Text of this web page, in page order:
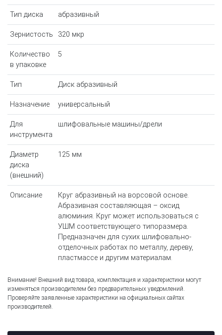
Тип диска абразивный
Зернистость 320 мкр
Количество
в упаковке
5
Тип Диск абразивный
Назначение универсальный
Для
инструмента
шлифовальные машины/дрели
Диаметр
диска
(внешний)
125 мм
Описание
Круг абразивный на ворсовой основе.
Абразивная составляющая – оксид
алюминия. Круг может использоваться с
УШМ соответствующего типоразмера.
Предназначен для сухих шлифовально-
отделочных работах по металлу, дереву,
пластмассе и другим материалам.
Внимание! Внешний вид товара, комплектация и характеристики могут
изменяться производителем без предварительных уведомлений.
Проверяйте заявленные характеристики на официальных сайтах
производителей.